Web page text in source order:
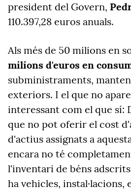
president del Govern,
110.397,28 euros anuals.
Als més de 50 milions en
milions d'euros en
subministraments,
exteriors. I el que no
interessant com el que sí:
que no pot oferir el cost
d'actius assignats a
encara no té
l'inventari de béns
ha vehicles, instal·lacions,